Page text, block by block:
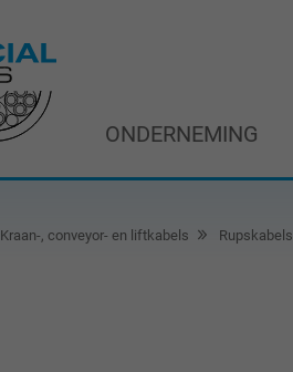
ONDERNEMING
Kraan-, conveyor- en liftkabels Rupskabels